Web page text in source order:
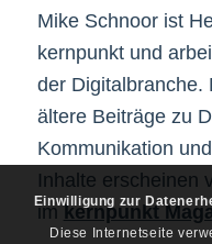
Mike Schnoor ist
kernpunkt und
der Digitalbranche.
ältere Beiträge zu
Kommunikation
Inhalte erscheinen
imkernpunkt
Einwilligung zur
Diese Internetseite